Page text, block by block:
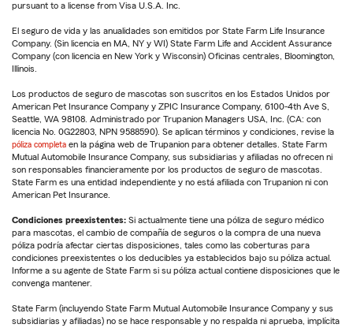
pursuant to a license from Visa U.S.A. Inc.
El seguro de vida y las anualidades son emitidos por State Farm Life Insurance
Company. (Sin licencia en MA, NY y WI) State Farm Life and Accident Assurance
Company (con licencia en New York y Wisconsin) Oficinas centrales, Bloomington,
Illinois.
Los productos de seguro de mascotas son suscritos en los Estados Unidos por
American Pet Insurance Company y ZPIC Insurance Company, 6100-4th Ave S,
Seattle, WA 98108. Administrado por Trupanion Managers USA, Inc. (CA: con
licencia No. 0G22803, NPN 9588590). Se aplican términos y condiciones, revise la
póliza completa en la página web de Trupanion para obtener detalles. State Farm
Mutual Automobile Insurance Company, sus subsidiarias y afiliadas no ofrecen ni
son responsables financieramente por los productos de seguro de mascotas.
State Farm es una entidad independiente y no está afiliada con Trupanion ni con
American Pet Insurance.
Condiciones preexistentes: Si actualmente tiene una póliza de seguro médico
para mascotas, el cambio de compañía de seguros o la compra de una nueva
póliza podría afectar ciertas disposiciones, tales como las coberturas para
condiciones preexistentes o los deducibles ya establecidos bajo su póliza actual.
Informe a su agente de State Farm si su póliza actual contiene disposiciones que le
convenga mantener.
State Farm (incluyendo State Farm Mutual Automobile Insurance Company y sus
subsidiarias y afiliadas) no se hace responsable y no respalda ni aprueba, implícita